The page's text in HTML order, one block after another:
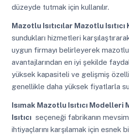
düzeyde tutmak için kullanılır.
Mazotlu Isıtıcılar Mazotlu
sundukları hizmetleri
uygun firmayı belirleyerek mazotlu
avantajlarından en iyi şekilde
yüksek kapasiteli ve gelişmiş
genellikle daha yüksek fiyatlarla
Isımak Mazotlu Isıtıcı Modelleri
Isıtıcıseçeneği fabrikanın
ihtiyaçlarını karşılamak için esnek